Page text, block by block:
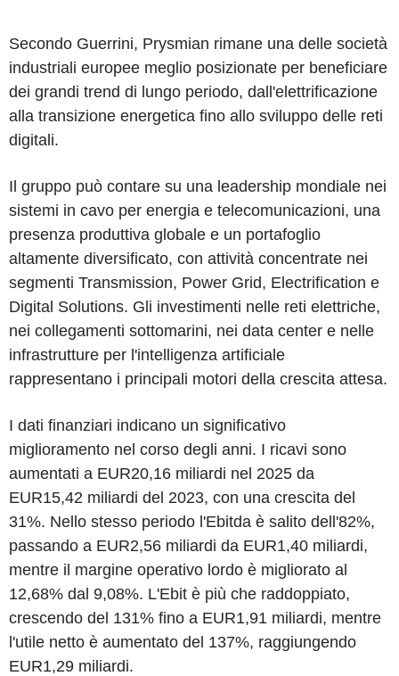
Secondo Guerrini, Prysmian rimane una delle società
industriali europee meglio posizionate per beneficiare
dei grandi trend di lungo periodo, dall'elettrificazione
alla transizione energetica fino allo sviluppo delle reti
digitali.
Il gruppo può contare su una leadership mondiale nei
sistemi in cavo per energia e telecomunicazioni, una
presenza produttiva globale e un portafoglio
altamente diversificato, con attività concentrate nei
segmenti Transmission, Power Grid, Electrification e
Digital Solutions. Gli investimenti nelle reti elettriche,
nei collegamenti sottomarini, nei data center e nelle
infrastrutture per l'intelligenza artificiale
rappresentano i principali motori della crescita attesa.
I dati finanziari indicano un significativo
miglioramento nel corso degli anni. I ricavi sono
aumentati a EUR20,16 miliardi nel 2025 da
EUR15,42 miliardi del 2023, con una crescita del
31%. Nello stesso periodo l'Ebitda è salito dell'82%,
passando a EUR2,56 miliardi da EUR1,40 miliardi,
mentre il margine operativo lordo è migliorato al
12,68% dal 9,08%. L'Ebit è più che raddoppiato,
crescendo del 131% fino a EUR1,91 miliardi, mentre
l'utile netto è aumentato del 137%, raggiungendo
EUR1,29 miliardi.